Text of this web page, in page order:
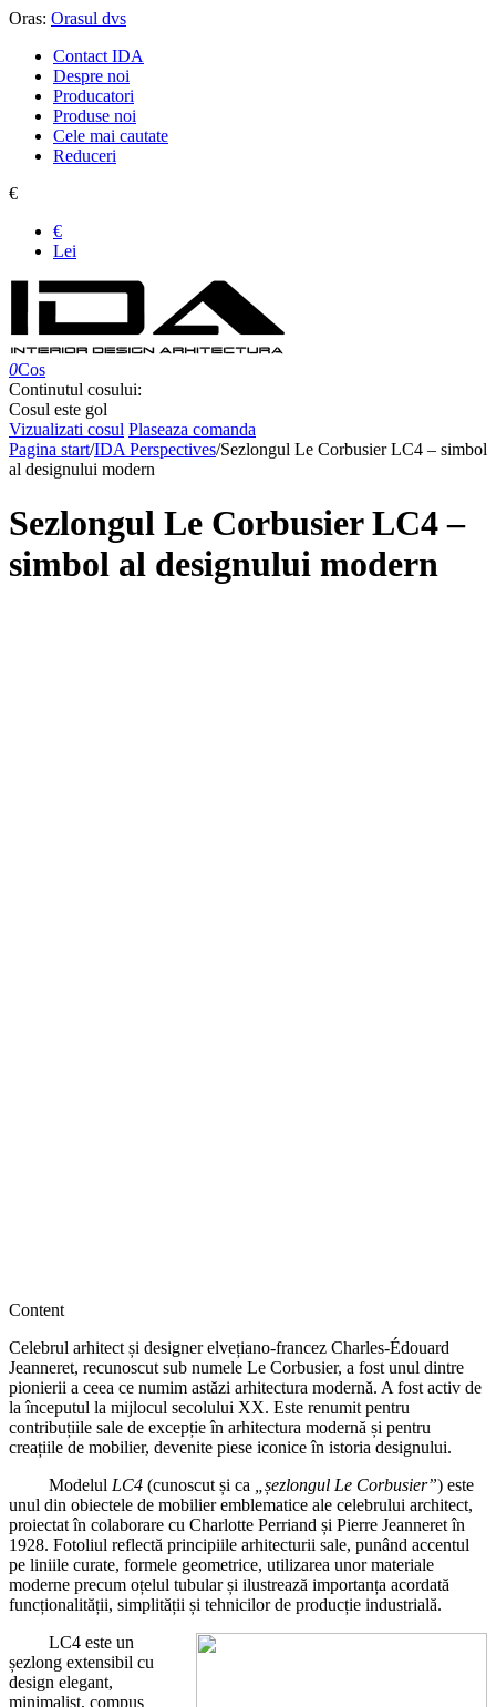
Oras: Orasul dvs
Contact IDA
Despre noi
Producatori
Produse noi
Cele mai cautate
Reduceri
€
€
Lei
0Cos
Continutul cosului:
Cosul este gol
Vizualizati cosul Plaseaza comanda
Pagina start/IDA Perspectives/Sezlongul Le Corbusier LC4 – simbol
al designului modern
Sezlongul Le Corbusier LC4 –
simbol al designului modern
Content
Celebrul arhitect și designer elvețiano-francez Charles-Édouard
Jeanneret, recunoscut sub numele Le Corbusier, a fost unul dintre
pionierii a ceea ce numim astăzi arhitectura modernă. A fost activ de
la începutul la mijlocul secolului XX. Este renumit pentru
contribuțiile sale de excepție în arhitectura modernă și pentru
creațiile de mobilier, devenite piese iconice în istoria designului.
Modelul LC4 (cunoscut și ca „șezlongul Le Corbusier”) este
unul din obiectele de mobilier emblematice ale celebrului architect,
proiectat în colaborare cu Charlotte Perriand și Pierre Jeanneret în
1928. Fotoliul reflectă principiile arhitecturii sale, punând accentul
pe liniile curate, formele geometrice, utilizarea unor materiale
moderne precum oțelul tubular și ilustrează importanța acordată
funcționalității, simplității și tehnicilor de producție industrială.
LC4 este un
șezlong extensibil cu
design elegant,
minimalist, compus